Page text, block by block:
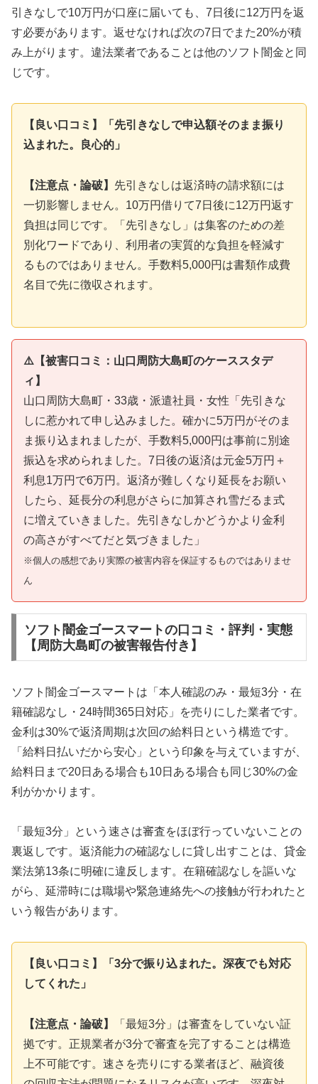
引きなしで10万円が口座に届いても、7日後に12万円を返
す必要があります。返せなければ次の7日でまた20%が積
み上がります。違法業者であることは他のソフト闇金と同
じです。
【良い口コミ】「先引きなしで申込額そのまま振り
込まれた。良心的」
【注意点・論破】 先引きなしは返済時の請求額には
一切影響しません。10万円借りて7日後に12万円返す
負担は同じです。「先引きなし」は集客のための差
別化ワードであり、利用者の実質的な負担を軽減す
るものではありません。手数料5,000円は書類作成費
名目で先に徴収されます。
⚠️【被害口コミ：山口周防大島町のケーススタデ
ィ】
山口周防大島町・33歳・派遣社員・女性「先引きな
しに惹かれて申し込みました。確かに5万円がそのま
ま振り込まれましたが、手数料5,000円は事前に別途
振込を求められました。7日後の返済は元金5万円＋
利息1万円で6万円。返済が難しくなり延長をお願い
したら、延長分の利息がさらに加算され雪だるま式
に増えていきました。先引きなしかどうかより金利
の高さがすべてだと気づきました」
※個人の感想であり実際の被害内容を保証するものではありませ
ん
ソフト闇金ゴースマートの口コミ・評判・実態
【周防大島町の被害報告付き】
ソフト闇金ゴースマートは「本人確認のみ・最短3分・在
籍確認なし・24時間365日対応」を売りにした業者です。
金利は30%で返済周期は次回の給料日という構造です。
「給料日払いだから安心」という印象を与えていますが、
給料日まで20日ある場合も10日ある場合も同じ30%の金
利がかかります。
「最短3分」という速さは審査をほぼ行っていないことの
裏返しです。返済能力の確認なしに貸し出すことは、貸金
業法第13条に明確に違反します。在籍確認なしを謳いな
がら、延滞時には職場や緊急連絡先への接触が行われたと
いう報告があります。
【良い口コミ】「3分で振り込まれた。深夜でも対応
してくれた」
【注意点・論破】
「最短3分」は審査をしていない証
拠です。正規業者が3分で審査を完了することは構造
上不可能です。速さを売りにする業者ほど、融資後